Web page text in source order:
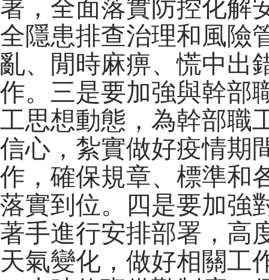
署，全面落實防控化解
全隱患排查治理和風險
亂、閒時麻痹、慌中出
作。三是要加強與幹部
工思想動態，為幹部職
信心，紮實做好疫情期
作，確保規章、標準和
落實到位。四是要加強
著手進行安排部署，高
天氣變化，做好相關工